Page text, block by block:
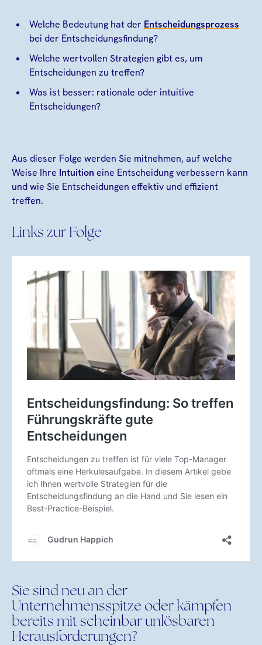
Welche Bedeutung hat der Entscheidungsprozess
bei der Entscheidungsfindung?
Welche wertvollen Strategien gibt es, um
Entscheidungen zu treffen?
Was ist besser: rationale oder intuitive
Entscheidungen?
Aus dieser Folge werden Sie mitnehmen, auf welche
Weise Ihre Intuition eine Entscheidung verbessern kann
und wie Sie Entscheidungen effektiv und effizient
treffen.
Links zur Folge
Sie sind neu an der
Unternehmensspitze oder kämpfen
bereits mit scheinbar unlösbaren
Herausforderungen?